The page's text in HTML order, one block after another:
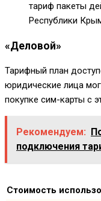
тариф пакеты
Республики
«Деловой»
Тарифный план
юридические лица
покупке сим-карты с
Рекомендуем:
подключения
Стоимость